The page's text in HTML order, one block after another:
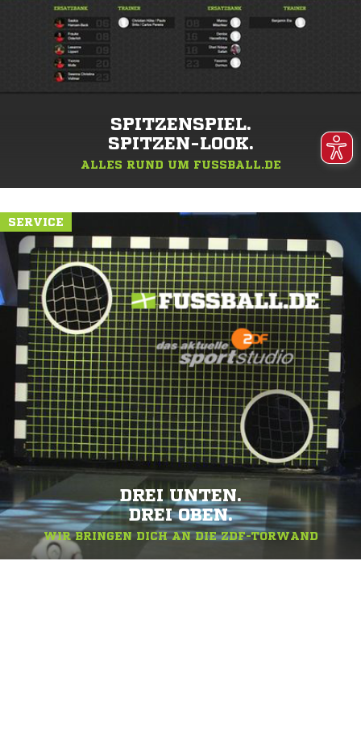
SPITZENSPIEL.
SPITZEN-LOOK.
ALLES RUND UM FUSSBALL.DE
SERVICE
DREI UNTEN.
DREI OBEN.
WIR BRINGEN DICH AN DIE ZDF-TORWAND